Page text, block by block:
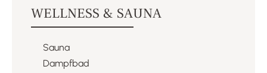
WELLNESS & SAUNA
Sauna
Dampfbad